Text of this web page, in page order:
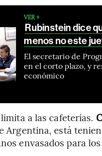
VER +
Rubinstein dice
menos no este
El secretario de
en el corto plazo, y
económico
a las cafeterías.
Argentina, está
envasados para